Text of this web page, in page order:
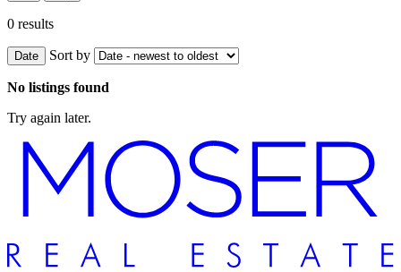
0 results
Date Sort by
No listings found
Try again later.